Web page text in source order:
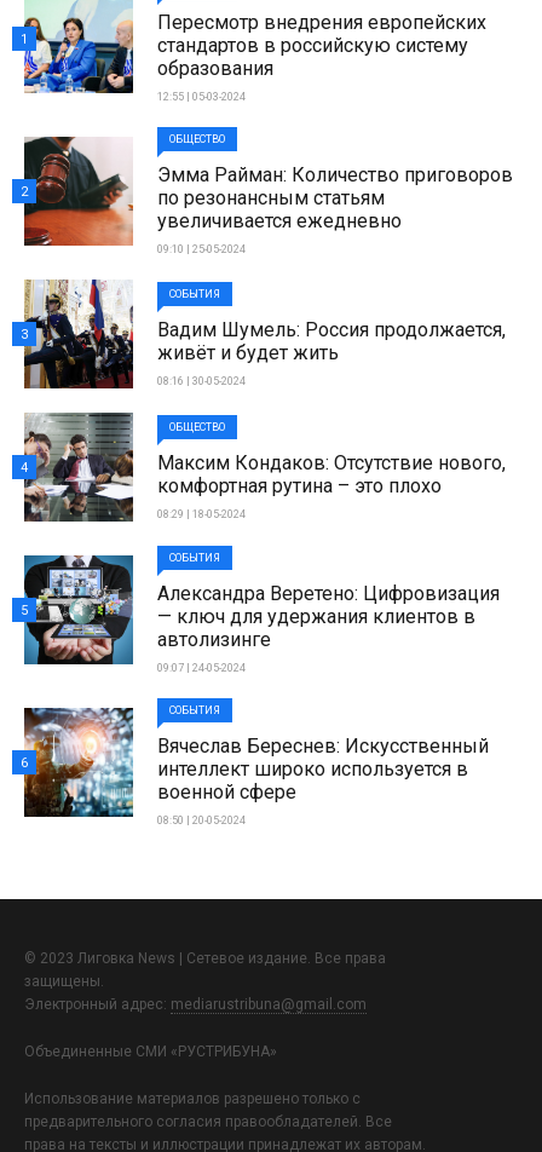
Пересмотр внедрения европейских
стандартов в российскую систему
образования
12:55 | 05-03-2024
1
ОБЩЕСТВО
Эмма Райман: Количество приговоров
по резонансным статьям
увеличивается ежедневно
09:10 | 25-05-2024
2
СОБЫТИЯ
Вадим Шумель: Россия продолжается,
живёт и будет жить
08:16 | 30-05-2024
3
ОБЩЕСТВО
Максим Кондаков: Отсутствие нового,
комфортная рутина – это плохо
08:29 | 18-05-2024
4
СОБЫТИЯ
Александра Веретено: Цифровизация
— ключ для удержания клиентов в
автолизинге
09:07 | 24-05-2024
5
СОБЫТИЯ
Вячеслав Береснев: Искусственный
интеллект широко используется в
военной сфере
08:50 | 20-05-2024
6
© 2023 Лиговка News | Сетевое издание. Все права
защищены.
Электронный адрес: mediarustribuna@gmail.com
Объединенные СМИ «РУСТРИБУНА»
Использование материалов разрешено только с
предварительного согласия правообладателей. Все
права на тексты и иллюстрации принадлежат их авторам.